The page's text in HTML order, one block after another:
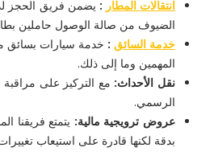
انتقالات المطار :
الضيوف من صالة الوصول حاملين
خدمة السائق : خدمة سيارات بسائق
المهمين وما إلى ذلك.
نقل الأحداث: مع التركيز على
الرسمي.
عروض ترويجية مالية: يتمتع فريقنا
بدقة لكنها قادرة على استيعاب